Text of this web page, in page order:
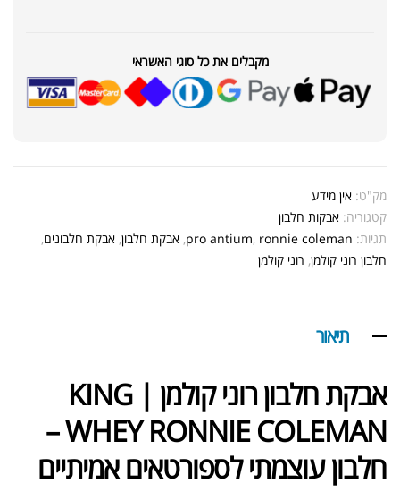
מקבלים את כל סוגי האשראי
מק"ט: אין מידע
קטגוריה: אבקות חלבון
תגיות:
pro antium, ronnie coleman
, אבקת חלבון, אבקת חלבונים,
חלבון רוני קולמן, רוני קולמן
תיאור
אבקת חלבון רוני קולמן | KING
WHEY RONNIE COLEMAN –
חלבון עוצמתי לספורטאים אמיתיים